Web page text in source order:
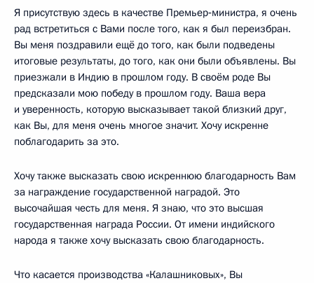
Я присутствую здесь в качестве Премьер‑министра, я очень
рад встретиться с Вами после того, как я был переизбран.
Вы меня поздравили ещё до того, как были подведены
итоговые результаты, до того, как они были объявлены. Вы
приезжали в Индию в прошлом году. В своём роде Вы
предсказали мою победу в прошлом году. Ваша вера
и уверенность, которую высказывает такой близкий друг,
как Вы, для меня очень многое значит. Хочу искренне
поблагодарить за это.
Хочу также высказать свою искреннюю благодарность Вам
за награждение государственной наградой. Это
высочайшая честь для меня. Я знаю, что это высшая
государственная награда России. От имени индийского
народа я также хочу высказать свою благодарность.
Что касается производства «Калашниковых», Вы